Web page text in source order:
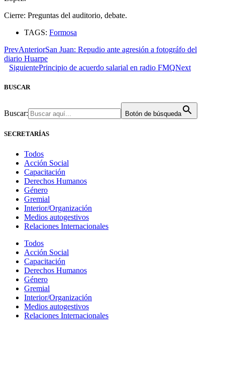
Cierre: Preguntas del auditorio, debate.
TAGS: Formosa
PrevAnteriorSan Juan: Repudio ante agresión a fotográfo del
diario Huarpe
SiguientePrincipio de acuerdo salarial en radio FMQNext
BUSCAR
Buscar: Botón de búsqueda
SECRETARÍAS
Todos
Acción Social
Capacitación
Derechos Humanos
Género
Gremial
Interior/Organización
Medios autogestivos
Relaciones Internacionales
Todos
Acción Social
Capacitación
Derechos Humanos
Género
Gremial
Interior/Organización
Medios autogestivos
Relaciones Internacionales